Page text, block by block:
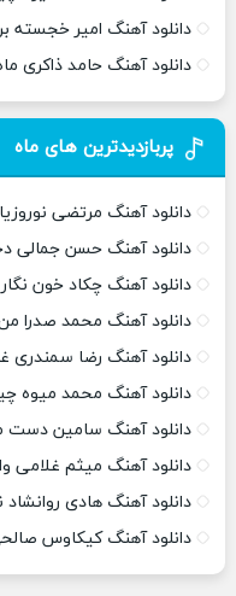
دانلود آهنگ امیر خجسته
دانلود آهنگ حامد ذاکری
پربازدیدترین های ماه
دانلود آهنگ مرتضی
دانلود آهنگ حسن جمالی
دانلود آهنگ چکاد خون نگار
دانلود آهنگ محمد صدرا
دانلود آهنگ رضا سمندری
دانلود آهنگ محمد میوه
دانلود آهنگ سامین دست
دانلود آهنگ میثم
دانلود آهنگ هادی روانشاد
دانلود آهنگ کیکاوس